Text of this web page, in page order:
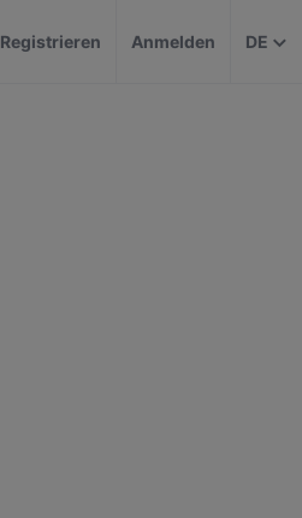
Registrieren Anmelden DE